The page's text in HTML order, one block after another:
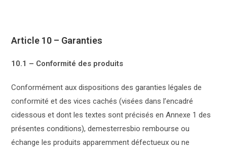
Article 10 – Garanties
10.1 – Conformité des produits
Conformément aux dispositions des garanties légales de
conformité et des vices cachés (visées dans l’encadré
cidessous et dont les textes sont précisés en Annexe 1 des
présentes conditions), demesterresbio rembourse ou
échange les produits apparemment défectueux ou ne